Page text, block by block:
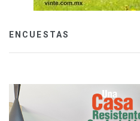
ENCUESTAS